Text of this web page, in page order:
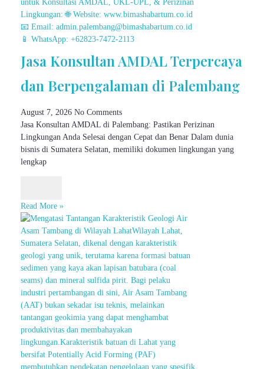
Jasa Konsultan AMDAL Terpercaya
dan Berpengalaman di Palembang
August 7, 2026 No Comments
Jasa Konsultan AMDAL di Palembang: Pastikan Perizinan
Lingkungan Anda Selesai dengan Cepat dan Benar Dalam dunia
bisnis di Sumatera Selatan, memiliki dokumen lingkungan yang
lengkap
Read More »